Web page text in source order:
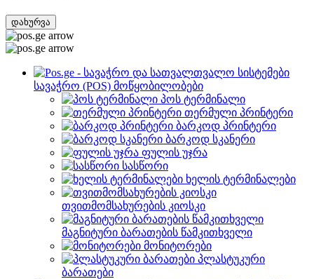
დახურვა
სავაჭრო (POS) მოწყობილობები
პოს ტერმინალი
თერმული პრინტერი
ბარკოდ პრინტერი
ბარკოდ სკანერი
ფულის უჯრა
სასწორი
ხელის ტერმინალები
თვითმომსახურების კიოსკი
მაგნიტური ბარათების წამკითხველი
მონიტორები
პლასტუკური
ბარათები